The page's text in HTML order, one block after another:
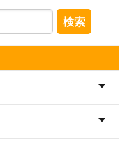
検索